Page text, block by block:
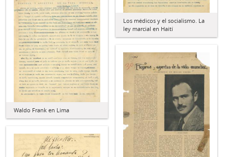
Los médicos y el socialismo. La
ley marcial en Haití
Waldo Frank en Lima